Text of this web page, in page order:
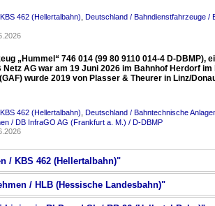
462 (Hellertalbahn) Deutschland / Bahndienstfahrzeuge /
„Hummel“ 746 014 (99 80 9110 014-4 D-
Netz AG war am 19 Juni 2026 im Bahnhof Herdorf
wurde 2019 von Plasser & Theurer in Linz/
462 (Hellertalbahn) Deutschland / Bahntechnische
/ DB InfraGO AG (Frankfurt a. M.) / D-DBMP
/ KBS 462 (Hellertalbahn)"
/ HLB (Hessische Landesbahn)"